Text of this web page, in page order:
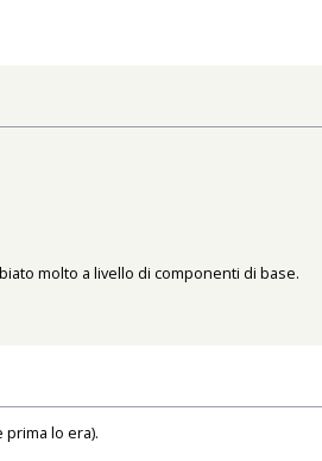
molto a livello di componenti di base.
lo era).